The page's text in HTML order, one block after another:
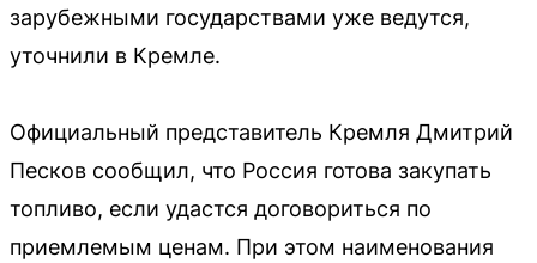
зарубежными государствами уже ведутся,
уточнили в Кремле.
Официальный представитель Кремля Дмитрий
Песков сообщил, что Россия готова закупать
топливо, если удастся договориться по
приемлемым ценам. При этом наименования